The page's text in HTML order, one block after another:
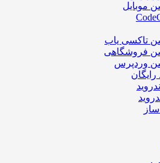
موبایل
تاکسی یاب
فروشگاهی
وردپرس